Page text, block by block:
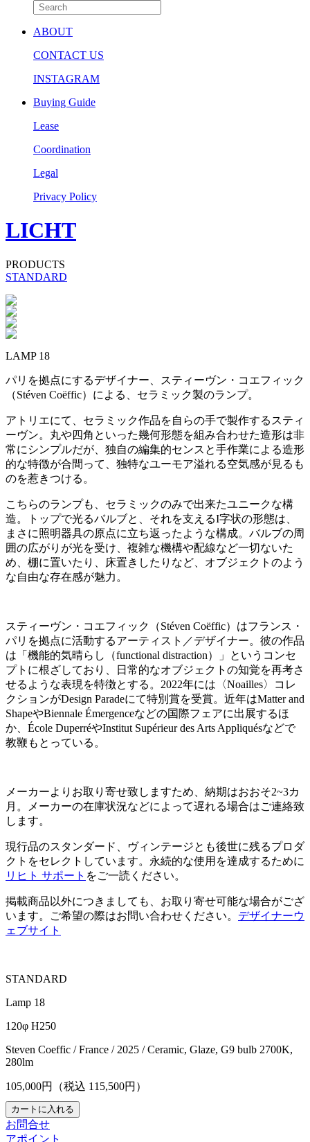
ABOUT
CONTACT US
INSTAGRAM
Buying Guide
Lease
Coordination
Legal
Privacy Policy
LICHT
PRODUCTS
STANDARD
LAMP 18
パリを拠点にするデザイナー、スティーヴン・コエフィック
（Stéven Coëffic）による、セラミック製のランプ。
アトリエにて、セラミック作品を自らの手で製作するスティ
ーヴン。丸や四角といった幾何形態を組み合わせた造形は非
常にシンプルだが、独自の編集的センスと手作業による造形
的な特徴が合間って、独特なユーモア溢れる空気感が見るも
のを惹きつける。
こちらのランプも、セラミックのみで出来たユニークな構
造。トップで光るバルブと、それを支えるI字状の形態は、
まさに照明器具の原点に立ち返ったような構成。バルブの周
囲の広がりが光を受け、複雑な機構や配線など一切ないた
め、棚に置いたり、床置きしたりなど、オブジェクトのよう
な自由な存在感が魅力。
スティーヴン・コエフィック（Stéven Coëffic）はフランス・
パリを拠点に活動するアーティスト／デザイナー。彼の作品
は「機能的気晴らし（functional distraction）」というコンセ
プトに根ざしており、日常的なオブジェクトの知覚を再考さ
せるような表現を特徴とする。2022年には〈Noailles〉コレ
クションがDesign Paradeにて特別賞を受賞。近年はMatter and
ShapeやBiennale Émergenceなどの国際フェアに出展するほ
か、École DuperréやInstitut Supérieur des Arts Appliquésなどで
教鞭もとっている。
メーカーよりお取り寄せ致しますため、納期はおおそ2~3カ
月。メーカーの在庫状況などによって遅れる場合はご連絡致
します。
現行品のスタンダード、ヴィンテージとも後世に残るプロダ
クトをセレクトしています。永続的な使用を達成するために
リヒト サポート をご一読ください。
掲載商品以外につきましても、お取り寄せ可能な場合がござ
います。ご希望の際はお問い合わせください。 デザイナーウ
ェブサイト
STANDARD
Lamp 18
120φ H250
Steven Coeffic / France / 2025 / Ceramic, Glaze, G9 bulb 2700K,
280lm
105,000円（税込 115,500円）
お問合せ
アポイント